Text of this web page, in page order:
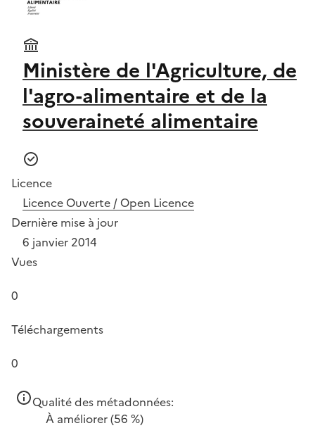
Ministère de l'Agriculture, de
l'agro-alimentaire et de la
souveraineté alimentaire
Licence
Licence Ouverte / Open Licence
Dernière mise à jour
6 janvier 2014
Vues
0
Téléchargements
0
Qualité des métadonnées:
À améliorer(56 %)